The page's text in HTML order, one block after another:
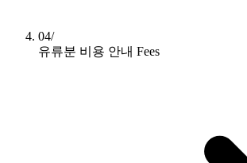
04/
유류분 비용 안내 Fees